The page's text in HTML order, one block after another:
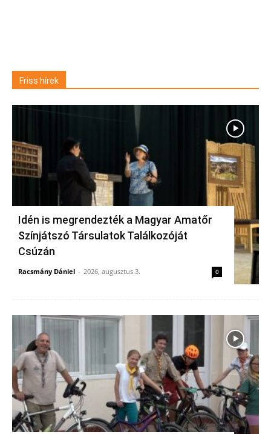
Friss hírek
Idén is megrendezték a Magyar Amatőr
Színjátszó Társulatok Találkozóját
Csúzán
Racsmány Dániel - 2026, augusztus 3. 0